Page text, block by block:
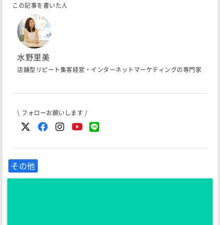
この記事を書いた人
水野里美
店舗型リピート集客経営・インターネットマーケティングの専門家
\ フォローお願いします /
その他